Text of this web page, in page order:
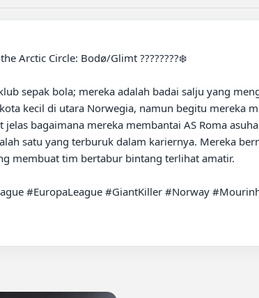
sepak bola; mereka adalah badai salju yang
kecil di utara Norwegia, namun begitu mereka
bagaimana mereka membantai AS Roma
satu yang terburuk dalam kariernya. Mereka
membuat tim bertabur bintang terlihat amatir.
#EuropaLeague #GiantKiller #Norway